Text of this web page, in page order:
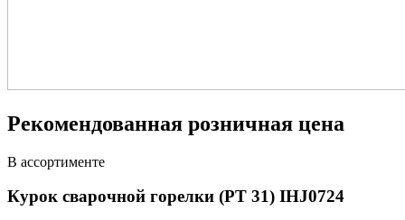
Рекомендованная розничная цена
В ассортименте
Курок сварочной горелки (PT 31) IHJ0724